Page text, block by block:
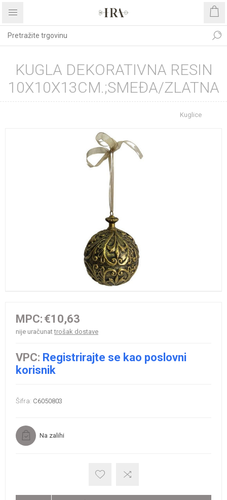
KUGLA DEKORATIVNA RESIN
10X10X13CM.;SMEĐA/ZLATNA
Kuglice
MPC: €10,63
nije uračunattrošak dostave
VPC: Registrirajte se kao poslovni
korisnik
Šifra: C6050803
Na zalihi